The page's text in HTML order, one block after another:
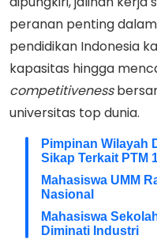
peranan penting
pendidikan Indonesia
kapasitas hingga
competitiveness
universitas top dunia.
Pimpinan Wilayah
Sikap Terkait PTM
Mahasiswa UMM
Nasional
Mahasiswa
Diminati Industri